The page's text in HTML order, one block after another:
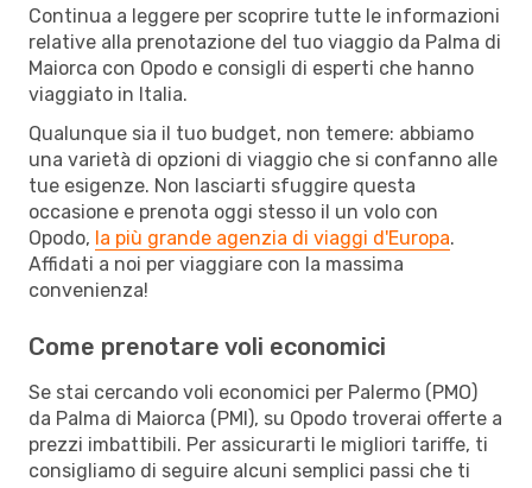
Continua a leggere per scoprire tutte le informazioni
relative alla prenotazione del tuo viaggio da Palma di
Maiorca con Opodo e consigli di esperti che hanno
viaggiato in Italia.
Qualunque sia il tuo budget, non temere: abbiamo
una varietà di opzioni di viaggio che si confanno alle
tue esigenze. Non lasciarti sfuggire questa
occasione e prenota oggi stesso il un volo con
Opodo, la più grande agenzia di viaggi d'Europa.
Affidati a noi per viaggiare con la massima
convenienza!
Come prenotare voli economici
Se stai cercando voli economici per Palermo (PMO)
da Palma di Maiorca (PMI), su Opodo troverai offerte a
prezzi imbattibili. Per assicurarti le migliori tariffe, ti
consigliamo di seguire alcuni semplici passi che ti